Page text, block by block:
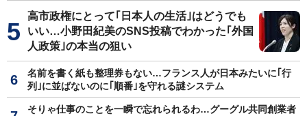
高市政権にとって｢日本人の生活｣はどうでも
いい…小野田紀美のSNS投稿でわかった｢外国
人政策｣の本当の狙い
名前を書く紙も整理券もない…フランス人が日本みたいに｢行
列｣に並ばないのに｢順番｣を守れる謎システム
そりゃ仕事のことを一瞬で忘れられるわ…グーグル共同創業者